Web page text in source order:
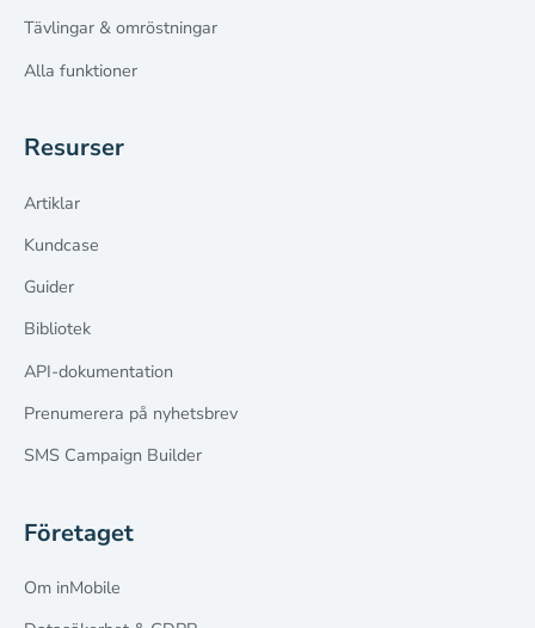
Tävlingar & omröstningar
Alla funktioner
Resurser
Artiklar
Kundcase
Guider
Bibliotek
API-dokumentation
Prenumerera på nyhetsbrev
SMS Campaign Builder
Företaget
Om inMobile